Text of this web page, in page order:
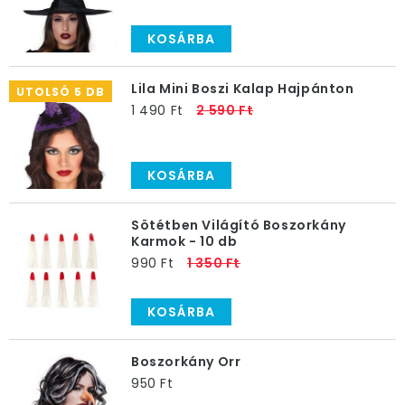
KOSÁRBA
UTOLSÓ 5 DB
Lila Mini Boszi Kalap Hajpánton
1 490 Ft
2 590 Ft
KOSÁRBA
Sötétben Világító Boszorkány
Karmok - 10 db
990 Ft
1 350 Ft
KOSÁRBA
Boszorkány Orr
950 Ft